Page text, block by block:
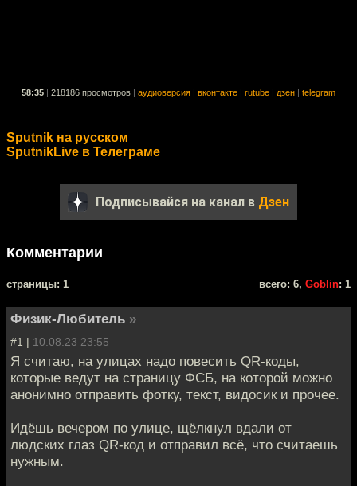
58:35 218186 просмотров аудиоверсия вконтакте rutube дзен telegram
Sputnik на русском
SputnikLive в Телеграме
Подписывайся на канал в Дзен
Комментарии
cтраницы: 1 всего: 6, Goblin: 1
Физик-Любитель »
#1 | 10.08.23 23:55
Я считаю, на улицах надо повесить QR-коды,
которые ведут на страницу ФСБ, на которой можно
анонимно отправить фотку, текст, видосик и прочее.
Идёшь вечером по улице, щёлкнул вдали от
людских глаз QR-код и отправил всё, что считаешь
нужным.